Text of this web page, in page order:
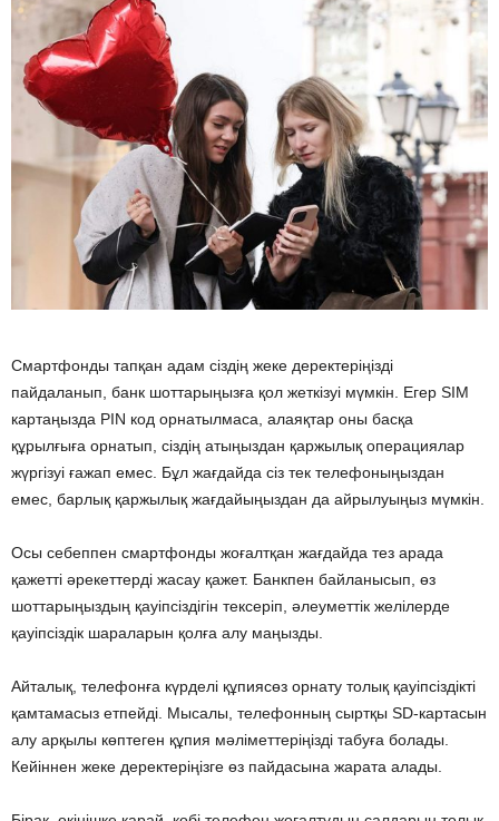
Смартфонды тапқан адам сіздің жеке деректеріңізді
пайдаланып, банк шоттарыңызға қол жеткізуі мүмкін. Егер SIM
картаңызда PIN код орнатылмаса, алаяқтар оны басқа
құрылғыға орнатып, сіздің атыңыздан қаржылық операциялар
жүргізуі ғажап емес. Бұл жағдайда сіз тек телефоныңыздан
емес, барлық қаржылық жағдайыңыздан да айрылуыңыз мүмкін.
Осы себеппен смартфонды жоғалтқан жағдайда тез арада
қажетті әрекеттерді жасау қажет. Банкпен байланысып, өз
шоттарыңыздың қауіпсіздігін тексеріп, әлеуметтік желілерде
қауіпсіздік шараларын қолға алу маңызды.
Айталық, телефонға күрделі құпиясөз орнату толық қауіпсіздікті
қамтамасыз етпейді. Мысалы, телефонның сыртқы SD-картасын
алу арқылы көптеген құпия мәліметтеріңізді табуға болады.
Кейіннен жеке деректеріңізге өз пайдасына жарата алады.